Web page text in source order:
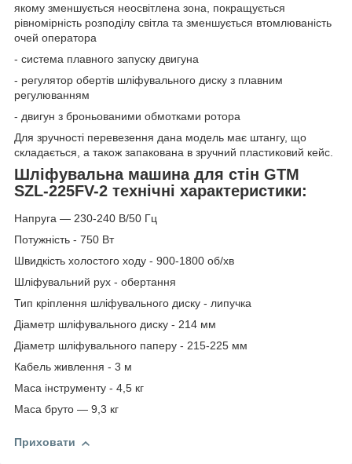
якому зменшується неосвітлена зона, покращується
рівномірність розподілу світла та зменшується втомлюваність
очей оператора
- система плавного запуску двигуна
- регулятор обертів шліфувального диску з плавним
регулюванням
- двигун з броньованими обмотками ротора
Для зручності перевезення дана модель має штангу, що
складається, а також запакована в зручний пластиковий кейс.
Шліфувальна машина для стін GTM
SZL-225FV-2 технічні характеристики:
Напруга — 230-240 В/50 Гц
Потужність - 750 Вт
Швидкість холостого ходу - 900-1800 об/хв
Шліфувальний рух - обертання
Тип кріплення шліфувального диску - липучка
Діаметр шліфувального диску - 214 мм
Діаметр шліфувального паперу - 215-225 мм
Кабель живлення - 3 м
Маса інструменту - 4,5 кг
Маса бруто — 9,3 кг
Приховати